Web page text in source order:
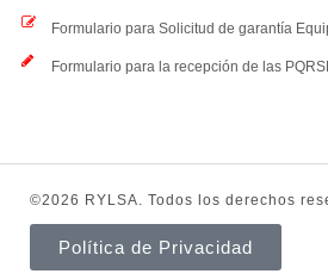
Formulario para Solicitud de garantía
Formulario para la recepción de las
©2026 RYLSA. Todos los derechos
Política de Privacidad